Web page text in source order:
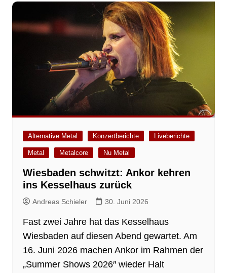
Alternative Metal Konzertberichte Liveberichte
Metal Metalcore Nu Metal
Wiesbaden schwitzt: Ankor kehren
ins Kesselhaus zurück
Andreas Schieler 30. Juni 2026
Fast zwei Jahre hat das Kesselhaus
Wiesbaden auf diesen Abend gewartet. Am
16. Juni 2026 machen Ankor im Rahmen der
„Summer Shows 2026″ wieder Halt